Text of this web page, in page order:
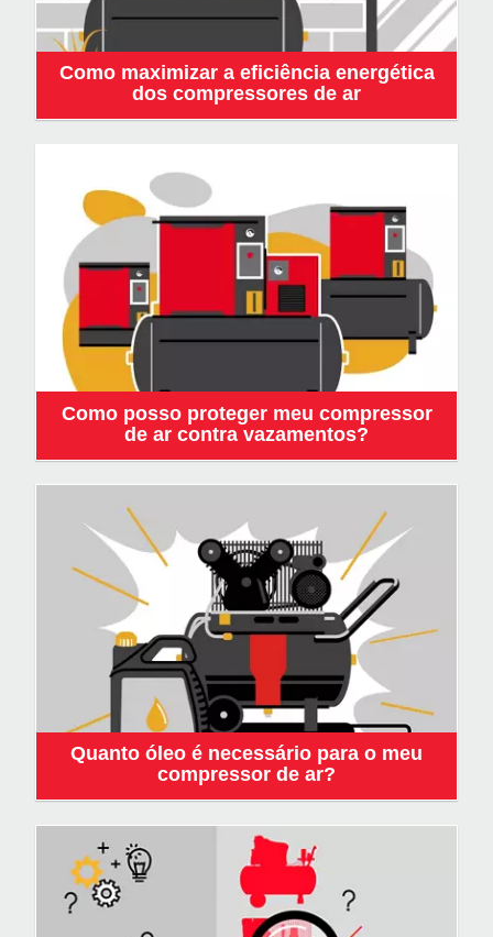
Como maximizar a eficiência energética
dos compressores de ar
Como posso proteger meu compressor
de ar contra vazamentos?
Quanto óleo é necessário para o meu
compressor de ar?